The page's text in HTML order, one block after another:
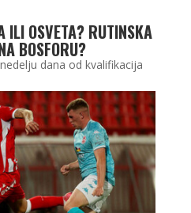
ILI OSVETA? RUTINSKA
BOSFORU?
dana od kvalifikacija